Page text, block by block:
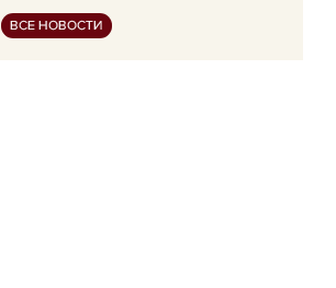
ВСЕ НОВОСТИ